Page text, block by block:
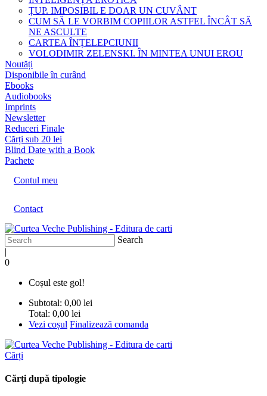
ȚUP. IMPOSIBIL E DOAR UN CUVÂNT
CUM SĂ LE VORBIM COPIILOR ASTFEL ÎNCÂT SĂ
NE ASCULTE
CARTEA ÎNȚELEPCIUNII
VOLODIMIR ZELENSKI. ÎN MINTEA UNUI EROU
Noutăți
Disponibile în curând
Ebooks
Audiobooks
Imprints
Newsletter
Reduceri Finale
Cărți sub 20 lei
Blind Date with a Book
Pachete
Contul meu
Contact
Search
|
0
Coșul este gol!
Subtotal: 0,00 lei
Total: 0,00 lei
Vezi coșul Finalizează comanda
Cărți
Cărți după tipologie